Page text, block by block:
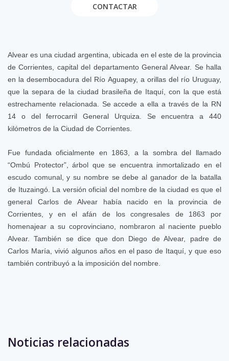
CONTACTAR
Alvear es una ciudad argentina, ubicada en el este de la provincia
de Corrientes, capital del departamento General Alvear. Se halla
en la desembocadura del Río Aguapey, a orillas del río Uruguay,
que la separa de la ciudad brasileña de Itaquí, con la que está
estrechamente relacionada. Se accede a ella a través de la RN
14 o del ferrocarril General Urquiza. Se encuentra a 440
kilómetros de la Ciudad de Corrientes.
Fue fundada oficialmente en 1863, a la sombra del llamado
“Ombú Protector”, árbol que se encuentra inmortalizado en el
escudo comunal, y su nombre se debe al ganador de la batalla
de Ituzaingó. La versión oficial del nombre de la ciudad es que el
general Carlos de Alvear había nacido en la provincia de
Corrientes, y en el afán de los congresales de 1863 por
homenajear a su coprovinciano, nombraron al naciente pueblo
Alvear. También se dice que don Diego de Alvear, padre de
Carlos María, vivió algunos años en el paso de Itaquí, y que eso
también contribuyó a la imposición del nombre.
Noticias relacionadas